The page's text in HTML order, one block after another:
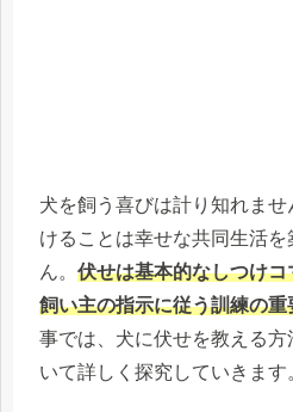
犬を飼う喜びは計り知れま
けることは幸せな共同生活
ん。 伏せは基本的なしつけ
飼い主の指示に従う訓練の重
事では、犬に伏せを教える
いて詳しく探究していきます